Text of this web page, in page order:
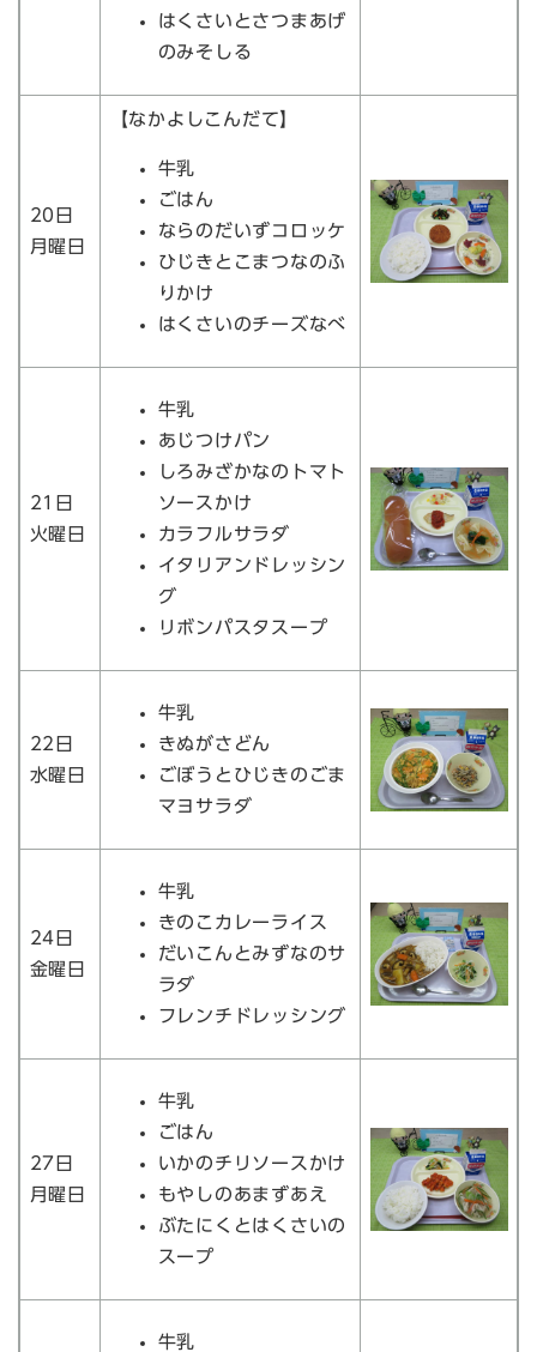
はくさいとさつまあげ
のみそしる
20日
月曜日
【なかよしこんだて】
牛乳
ごはん
ならのだいずコロッケ
ひじきとこまつなのふ
りかけ
はくさいのチーズなべ
21日
火曜日
牛乳
あじつけパン
しろみざかなのトマト
ソースかけ
カラフルサラダ
イタリアンドレッシン
グ
リボンパスタスープ
22日
水曜日
牛乳
きぬがさどん
ごぼうとひじきのごま
マヨサラダ
24日
金曜日
牛乳
きのこカレーライス
だいこんとみずなのサ
ラダ
フレンチドレッシング
27日
月曜日
牛乳
ごはん
いかのチリソースかけ
もやしのあまずあえ
ぶたにくとはくさいの
スープ
牛乳